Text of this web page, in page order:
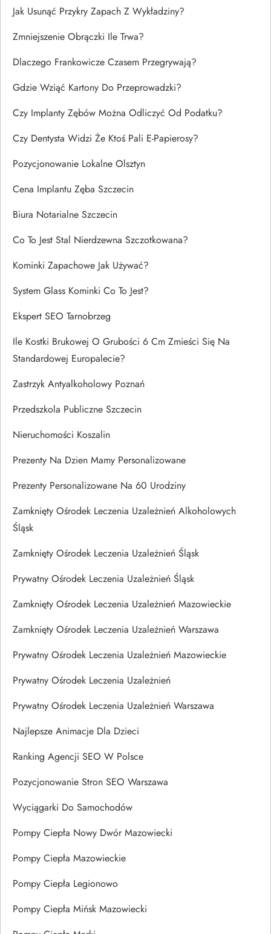
Jak Usunąć Przykry Zapach Z Wykładziny?
Zmniejszenie Obrączki Ile Trwa?
Dlaczego Frankowicze Czasem Przegrywają?
Gdzie Wziąć Kartony Do Przeprowadzki?
Czy Implanty Zębów Można Odliczyć Od Podatku?
Czy Dentysta Widzi Że Ktoś Pali E-Papierosy?
Pozycjonowanie Lokalne Olsztyn
Cena Implantu Zęba Szczecin
Biura Notarialne Szczecin
Co To Jest Stal Nierdzewna Szczotkowana?
Kominki Zapachowe Jak Używać?
System Glass Kominki Co To Jest?
Ekspert SEO Tarnobrzeg
Ile Kostki Brukowej O Grubości 6 Cm Zmieści Się Na
Standardowej Europalecie?
Zastrzyk Antyalkoholowy Poznań
Przedszkola Publiczne Szczecin
Nieruchomości Koszalin
Prezenty Na Dzien Mamy Personalizowane
Prezenty Personalizowane Na 60 Urodziny
Zamknięty Ośrodek Leczenia Uzależnień Alkoholowych
Śląsk
Zamknięty Ośrodek Leczenia Uzależnień Śląsk
Prywatny Ośrodek Leczenia Uzależnień Śląsk
Zamknięty Ośrodek Leczenia Uzależnień Mazowieckie
Zamknięty Ośrodek Leczenia Uzależnień Warszawa
Prywatny Ośrodek Leczenia Uzależnień Mazowieckie
Prywatny Ośrodek Leczenia Uzależnień
Prywatny Ośrodek Leczenia Uzależnień Warszawa
Najlepsze Animacje Dla Dzieci
Ranking Agencji SEO W Polsce
Pozycjonowanie Stron SEO Warszawa
Wyciągarki Do Samochodów
Pompy Ciepła Nowy Dwór Mazowiecki
Pompy Ciepła Mazowieckie
Pompy Ciepła Legionowo
Pompy Ciepła Mińsk Mazowiecki